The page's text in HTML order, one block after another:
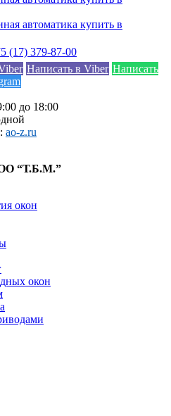
(17) 379-87-00
Написать в Viber Написать
до 18:00
ao-z.ru
“Т.Б.М.”
окон
окон